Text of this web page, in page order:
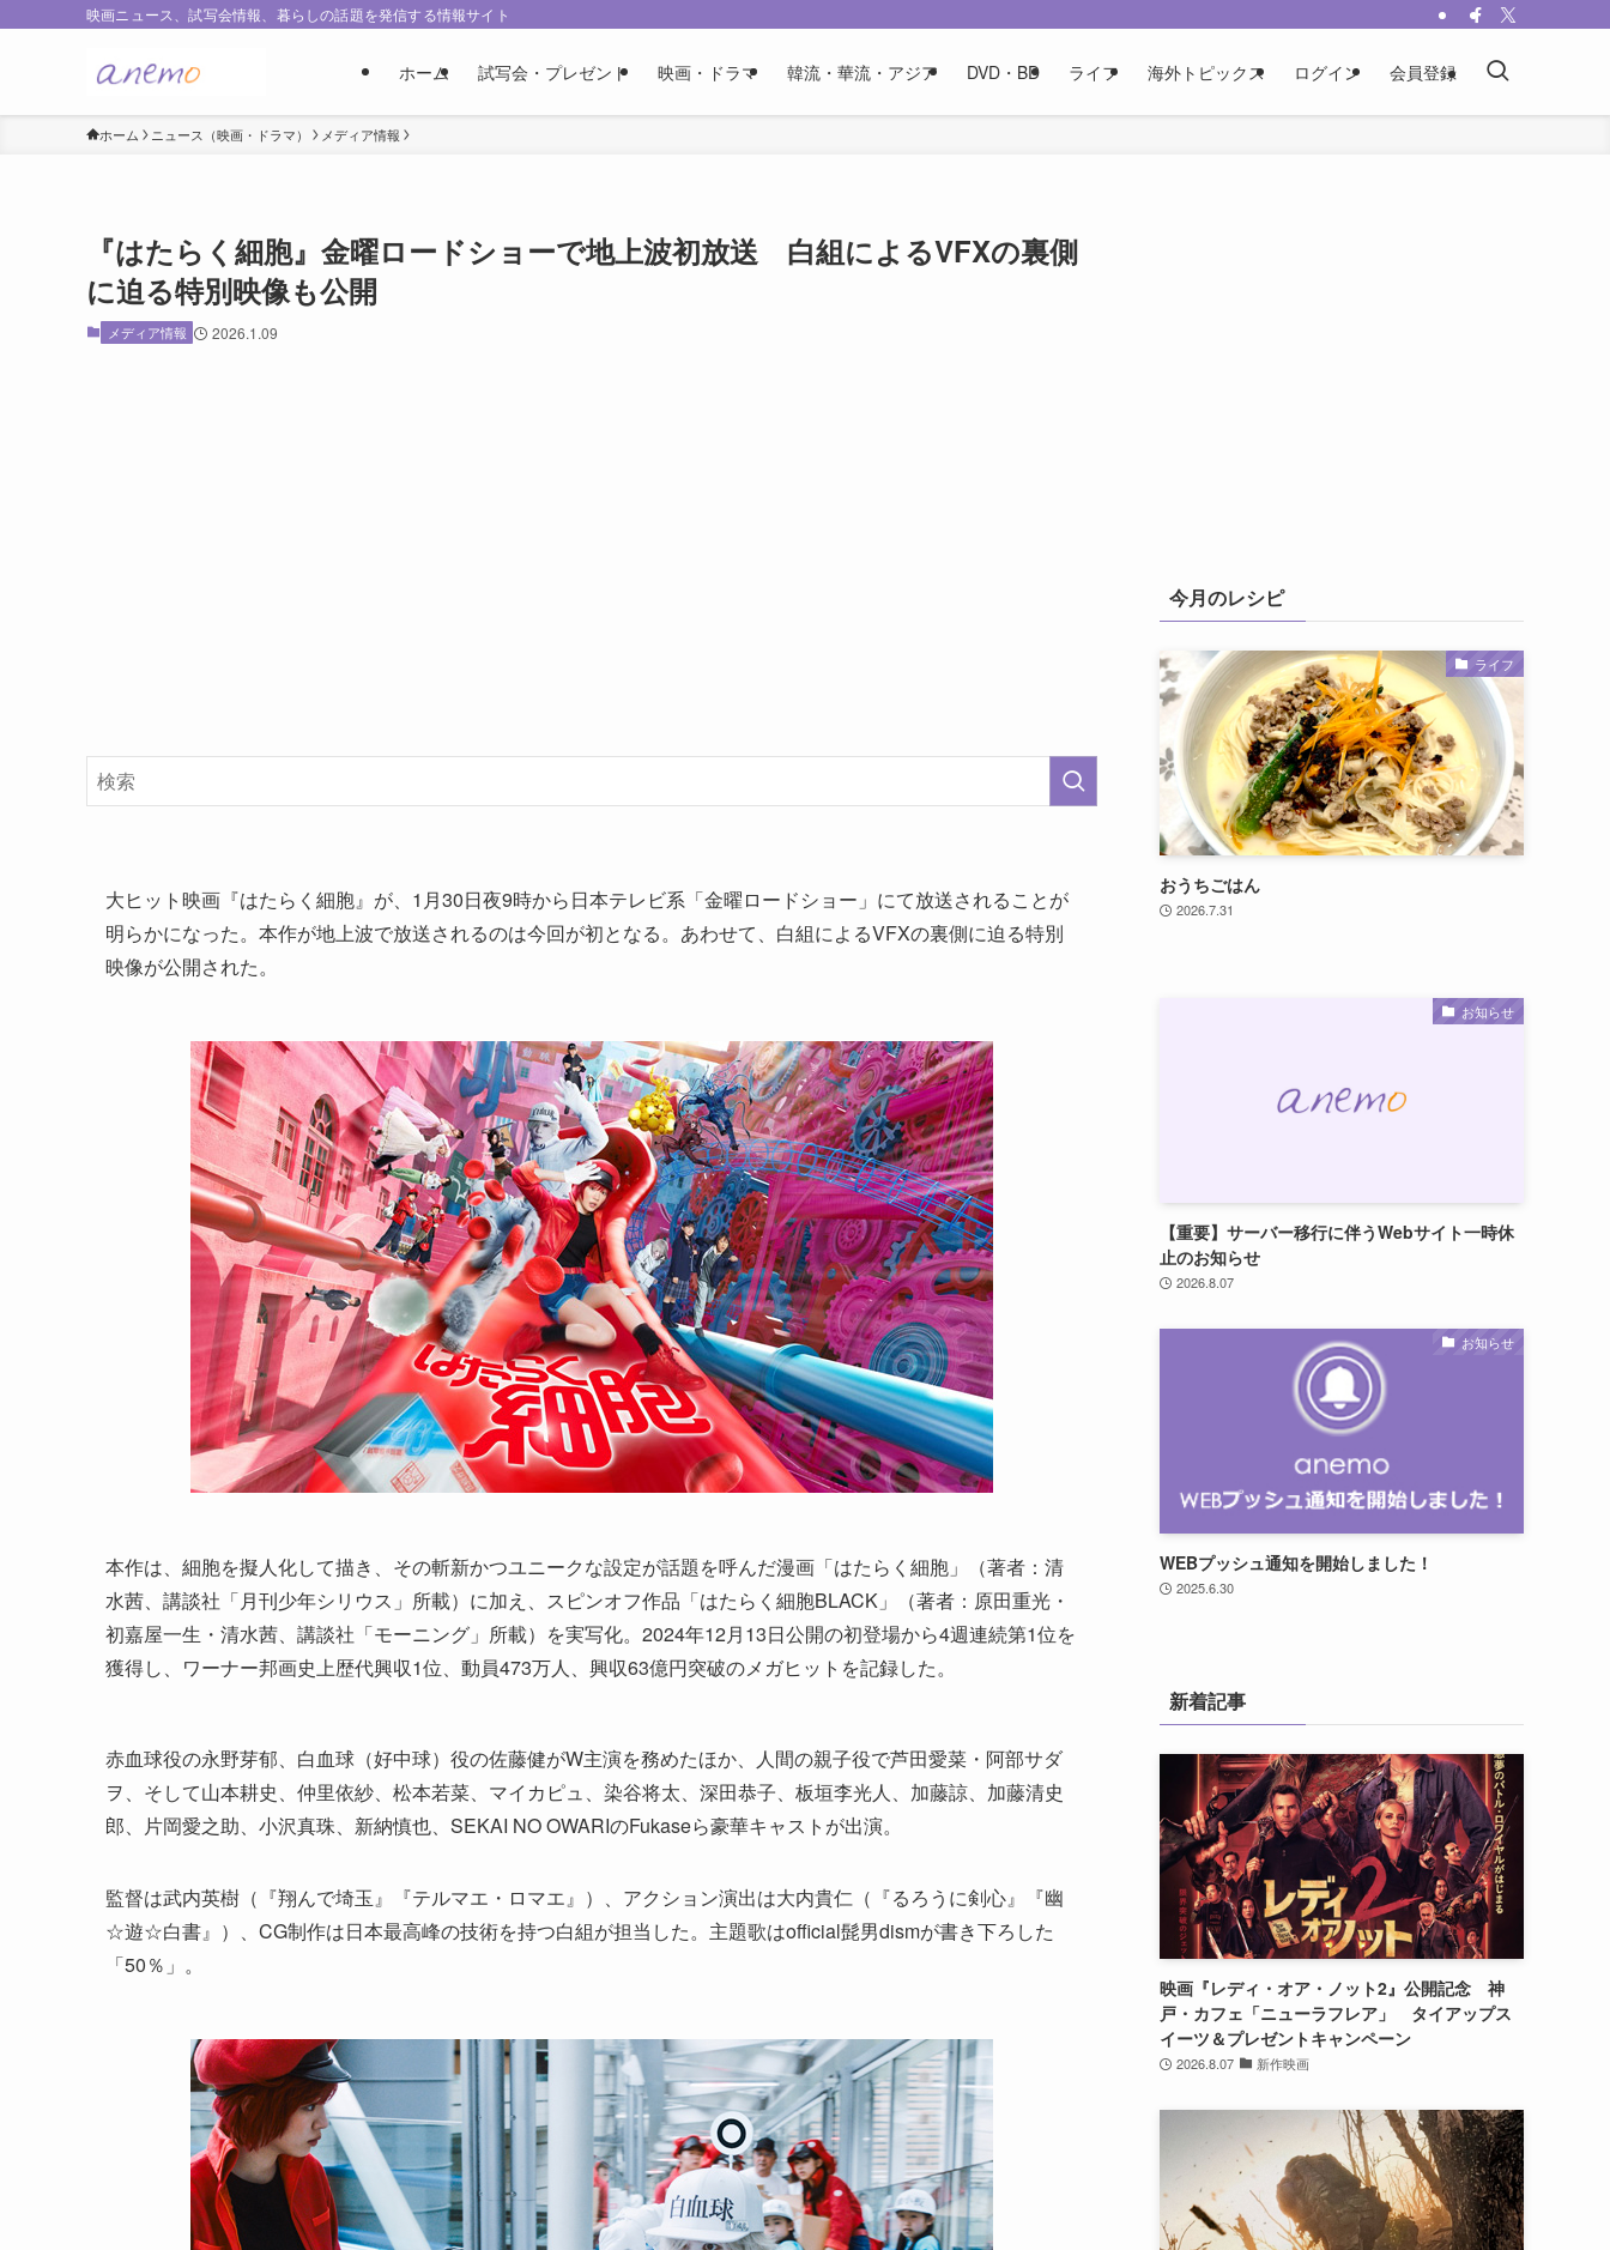
映画ニュース、試写会情報、暮らしの話題を発信する情報サイト
ホーム 試写会・プレゼント 映画・ドラマ 韓流・華流・アジア DVD・BD ライフ 海外トピックス ログイン 会員登録
ホーム ニュース（映画・ドラマ） メディア情報
『はたらく細胞』金曜ロードショーで地上波初放送 白組によるVFXの裏側
に迫る特別映像も公開
メディア情報 2026.1.09
大ヒット映画『はたらく細胞』が、1月30日夜9時から日本テレビ系「金曜ロードショー」にて放送されることが
明らかになった。本作が地上波で放送されるのは今回が初となる。あわせて、白組によるVFXの裏側に迫る特別
映像が公開された。
本作は、細胞を擬人化して描き、その斬新かつユニークな設定が話題を呼んだ漫画「はたらく細胞」（著者：清
水茜、講談社「月刊少年シリウス」所載）に加え、スピンオフ作品「はたらく細胞BLACK」（著者：原田重光・
初嘉屋一生・清水茜、講談社「モーニング」所載）を実写化。2024年12月13日公開の初登場から4週連続第1位を
獲得し、ワーナー邦画史上歴代興収1位、動員473万人、興収63億円突破のメガヒットを記録した。
赤血球役の永野芽郁、白血球（好中球）役の佐藤健がW主演を務めたほか、人間の親子役で芦田愛菜・阿部サダ
ヲ、そして山本耕史、仲里依紗、松本若菜、マイカピュ、染谷将太、深田恭子、板垣李光人、加藤諒、加藤清史
郎、片岡愛之助、小沢真珠、新納慎也、SEKAI NO OWARIのFukaseら豪華キャストが出演。
監督は武内英樹（『翔んで埼玉』『テルマエ・ロマエ』）、アクション演出は大内貴仁（『るろうに剣心』『幽
☆遊☆白書』）、CG制作は日本最高峰の技術を持つ白組が担当した。主題歌はofficial髭男dismが書き下ろした
「50％」。
今月のレシピ
ライフ
おうちごはん
2026.7.31
お知らせ
【重要】サーバー移行に伴うWebサイト一時休
止のお知らせ
2026.8.07
お知らせ
WEBプッシュ通知を開始しました！
2025.6.30
新着記事
映画『レディ・オア・ノット2』公開記念 神
戸・カフェ「ニューラフレア」 タイアップス
イーツ＆プレゼントキャンペーン
2026.8.07 新作映画